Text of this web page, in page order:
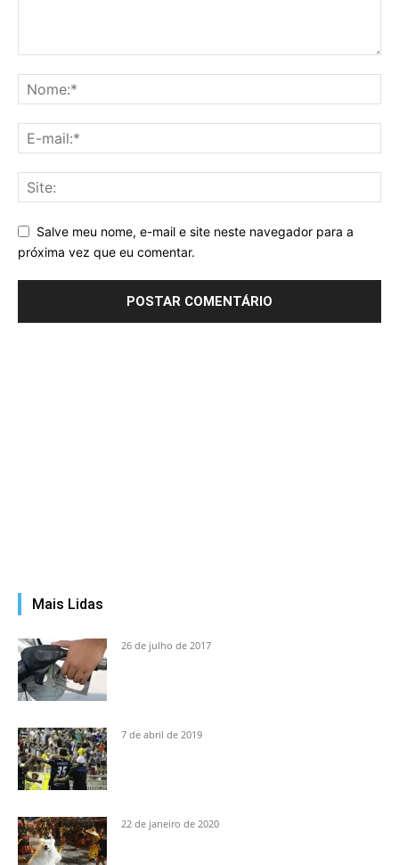
Salve meu nome, e-mail e site neste navegador para a
próxima vez que eu comentar.
Mais Lidas
26 de julho de 2017
7 de abril de 2019
22 de janeiro de 2020